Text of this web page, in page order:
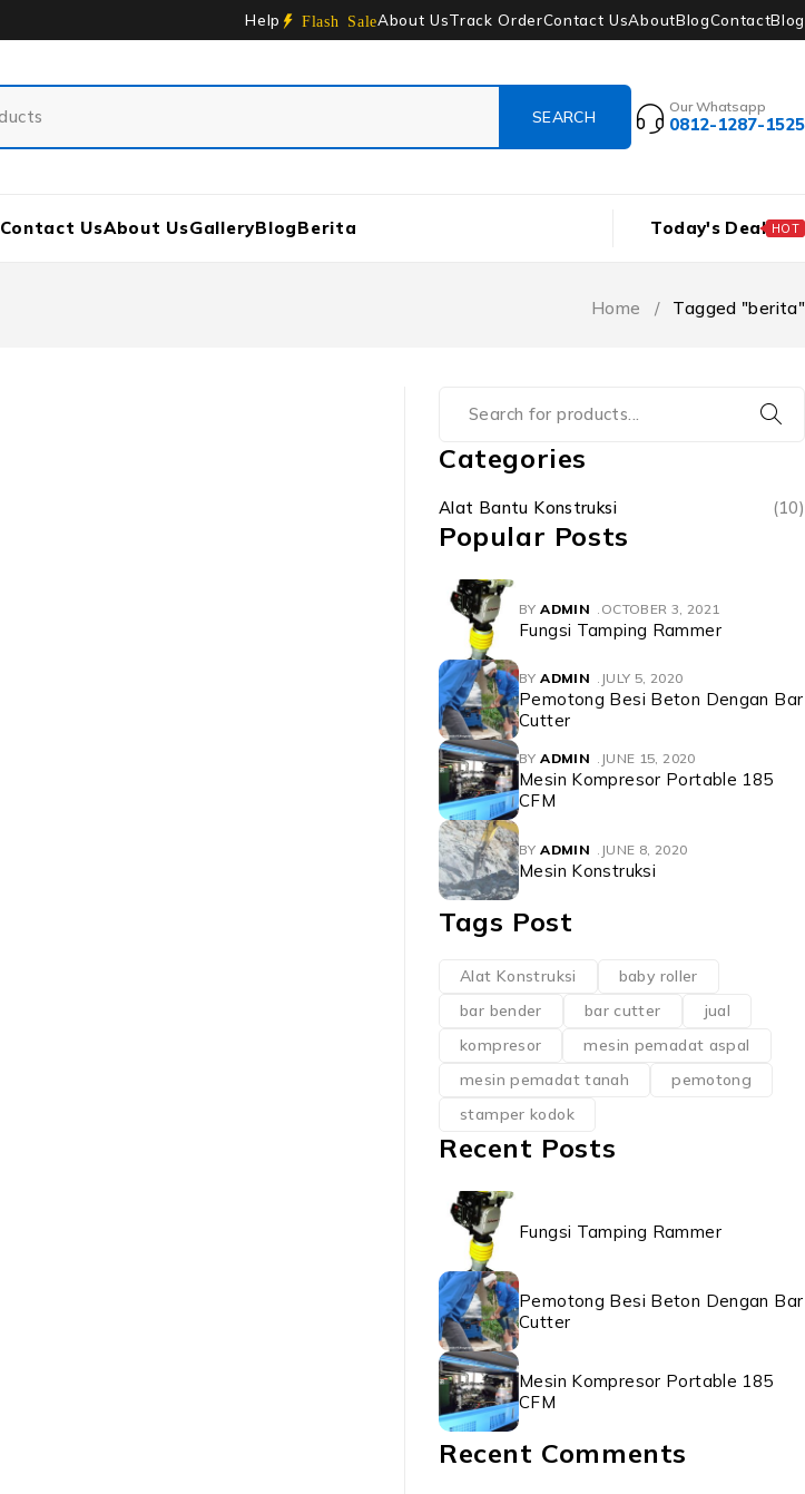
Help Flash SaleAbout UsTrack OrderContact UsAboutBlogContactBlog
Our Whatsapp
0812-1287-1525
Contact UsAbout UsGalleryBlogBerita Today's Deal HOT
Home / Tagged "berita"
Categories
Alat Bantu Konstruksi (10)
Popular Posts
BY ADMIN OCTOBER 3, 2021
Fungsi Tamping Rammer
BY ADMIN JULY 5, 2020
Pemotong Besi Beton Dengan Bar
Cutter
BY ADMIN JUNE 15, 2020
Mesin Kompresor Portable 185
CFM
BY ADMIN JUNE 8, 2020
Mesin Konstruksi
Tags Post
Alat Konstruksi
baby roller
bar bender
bar cutter
jual
kompresor
mesin pemadat aspal
mesin pemadat tanah
pemotong
stamper kodok
Recent Posts
Fungsi Tamping Rammer
Pemotong Besi Beton Dengan Bar
Cutter
Mesin Kompresor Portable 185
CFM
Recent Comments